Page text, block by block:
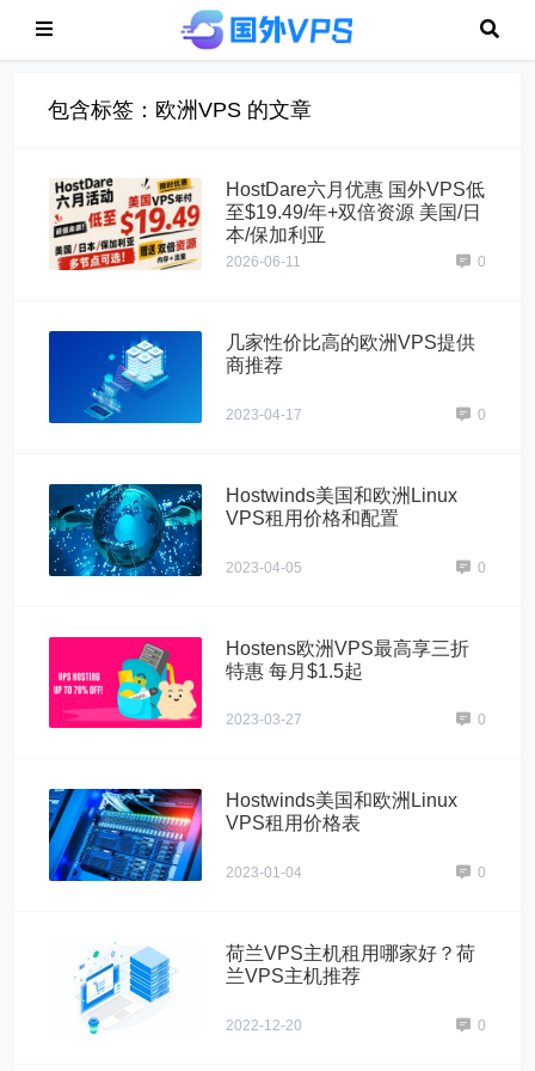
包含标签：欧洲VPS 的文章
HostDare六月优惠 国外VPS低
至$19.49/年+双倍资源 美国/日
本/保加利亚
2026-06-11 0
几家性价比高的欧洲VPS提供
商推荐
2023-04-17 0
Hostwinds美国和欧洲Linux
VPS租用价格和配置
2023-04-05 0
Hostens欧洲VPS最高享三折
特惠 每月$1.5起
2023-03-27 0
Hostwinds美国和欧洲Linux
VPS租用价格表
2023-01-04 0
荷兰VPS主机租用哪家好？荷
兰VPS主机推荐
2022-12-20 0